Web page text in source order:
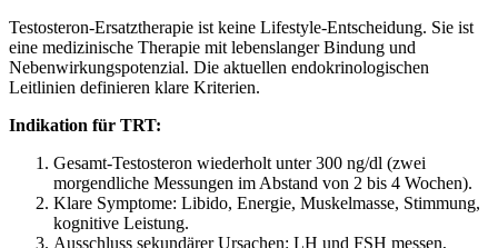
Testosteron-Ersatztherapie ist keine Lifestyle-Entscheidung. Sie ist
eine medizinische Therapie mit lebenslanger Bindung und
Nebenwirkungspotenzial. Die aktuellen endokrinologischen
Leitlinien definieren klare Kriterien.
Indikation für TRT:
Gesamt-Testosteron wiederholt unter 300 ng/dl (zwei
morgendliche Messungen im Abstand von 2 bis 4 Wochen).
Klare Symptome: Libido, Energie, Muskelmasse, Stimmung,
kognitive Leistung.
Ausschluss sekundärer Ursachen: LH und FSH messen,